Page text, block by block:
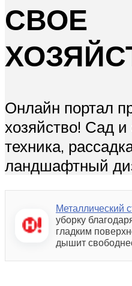
СВОЕ
Онлайн портал
хозяйство! Сад и
техника,
ландшафтный
Металлический
уборку
гладким
дышит